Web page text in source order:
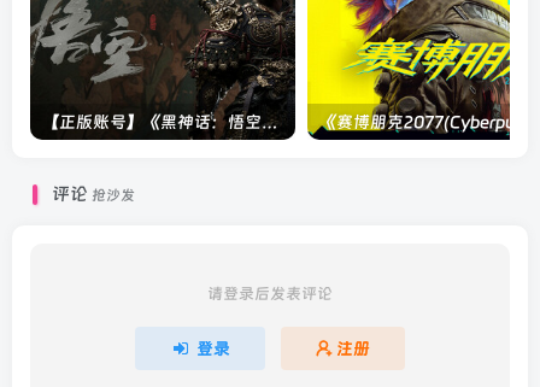
【正版账号】《黑神话：悟空(BLACK MYTH WU KONG)》
评论 抢沙发
请登录后发表评论
登录 注册